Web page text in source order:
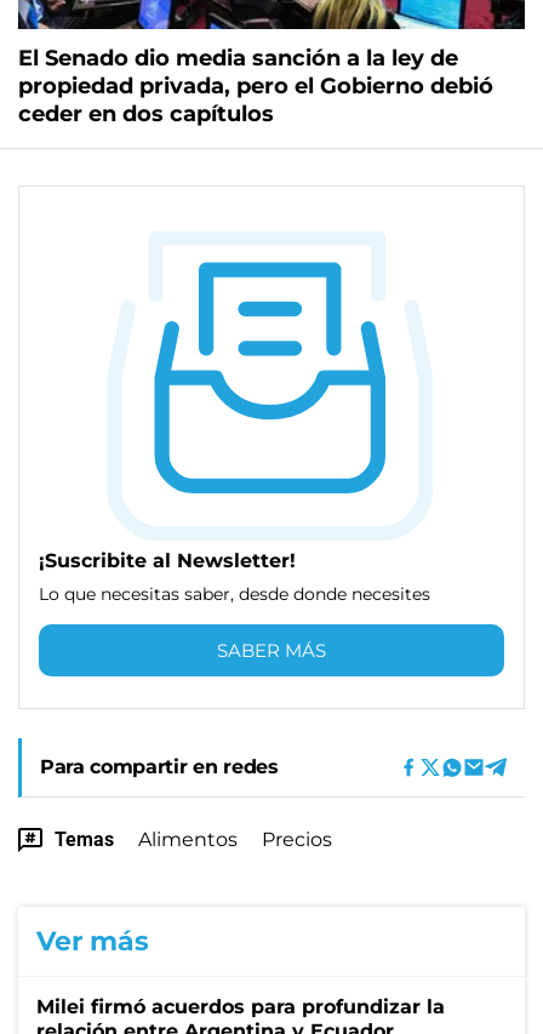
El Senado dio media sanción a la ley de
propiedad privada, pero el Gobierno debió
ceder en dos capítulos
¡Suscribite al Newsletter!
Lo que necesitas saber, desde donde necesites
SABER MÁS
Para compartir en redes
Temas Alimentos Precios
Ver más
Milei firmó acuerdos para profundizar la